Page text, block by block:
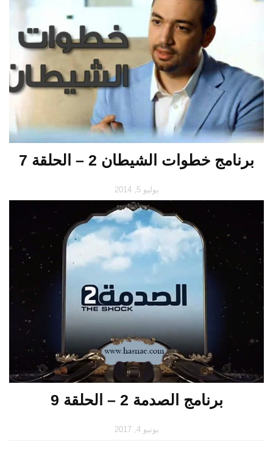
برنامج خطوات الشيطان 2 – الحلقة 7
يوليو 5, 2014
برنامج الصدمة 2 – الحلقة 9
يونيو 4, 2017